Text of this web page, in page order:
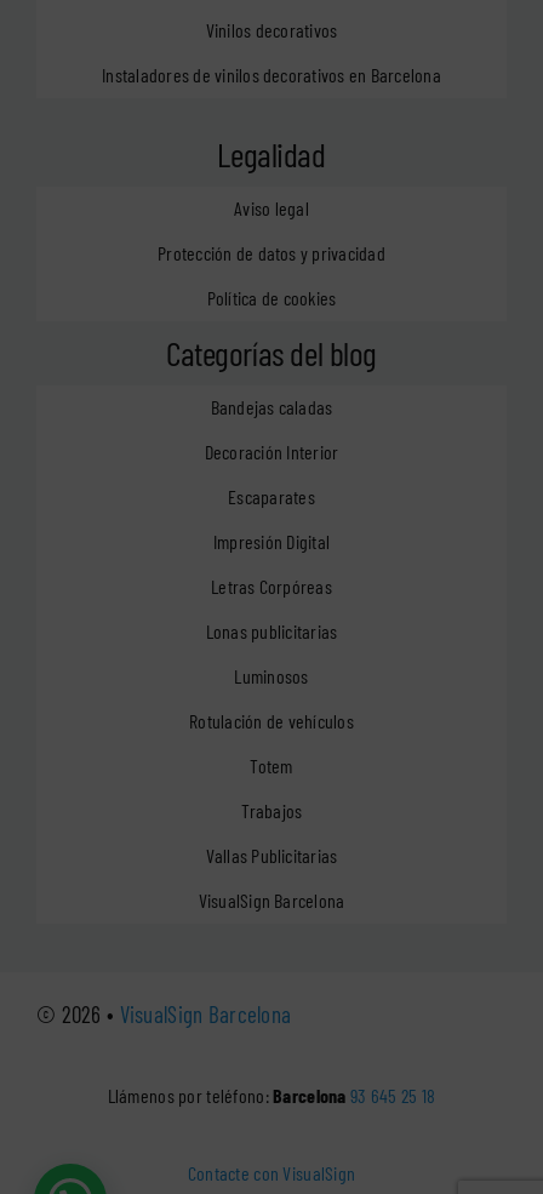
Vinilos decorativos
Instaladores de vinilos decorativos en Barcelona
Legalidad
Aviso legal
Protección de datos y privacidad
Política de cookies
Categorías del blog
Bandejas caladas
Decoración Interior
Escaparates
Impresión Digital
Letras Corpóreas
Lonas publicitarias
Luminosos
Rotulación de vehículos
Totem
Trabajos
Vallas Publicitarias
VisualSign Barcelona
© 2026 • VisualSign Barcelona
Llámenos por teléfono: Barcelona 93 645 25 18
Contacte con VisualSign